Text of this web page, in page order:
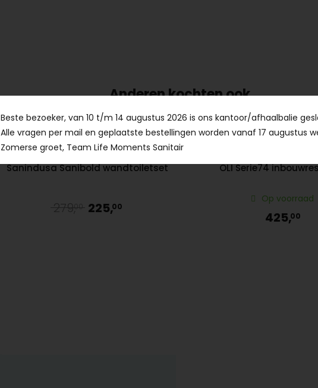
Anderen kochten ook...
Aanbieding!
Sanindusa Sanibold wandtoiletset
225,00
OLI Serie74
Op voorraad
425,00
Beste bezoeker, van 10 t/m 14 augustus 2026 is ons kantoor/afhaalbalie
Alle vragen per mail en geplaatste bestellingen worden vanaf 17 augustus
Zomerse groet, Team Life Moments Sanitair